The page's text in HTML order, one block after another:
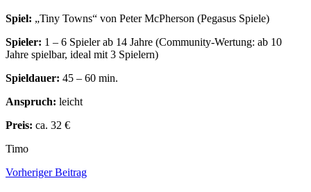
Spiel: „Tiny Towns“ von Peter McPherson (Pegasus Spiele)
Spieler: 1 – 6 Spieler ab 14 Jahre (Community-Wertung: ab 10
Jahre spielbar, ideal mit 3 Spielern)
Spieldauer: 45 – 60 min.
Anspruch: leicht
Preis: ca. 32 €
Timo
Beitragsnavigation
Vorheriger Beitrag